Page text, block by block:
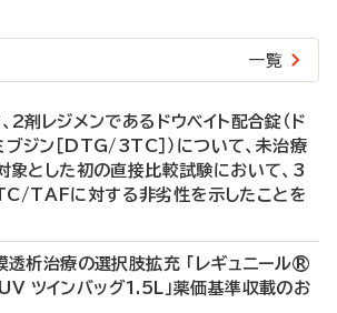
一覧
2剤レジメンであるドウベイト配合錠（ド
ジン［DTG/3TC］）について、未治療
とした初の直接比較試験において、3
TAFに対する非劣性を示したことを
析治療の選択肢拡充 「レギュニール®
ツインバッグ1.5L」薬価基準収載のお